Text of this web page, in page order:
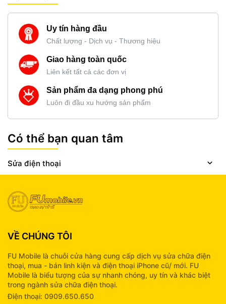
Uy tín hàng đầu
Chất lượng - Dịch vụ - Thương hiệu
Giao hàng toàn quốc
Liên kết tất cả các đơn vị
Sản phẩm đa dạng phong phú
Luôn đi đầu xu hướng sản phẩm
Có thể bạn quan tâm
Sửa điện thoại
VỀ CHÚNG TÔI
FU Mobile là chuỗi cửa hàng cung cấp dịch vụ sửa chữa điện
thoại, mua - bán linh kiện và điện thoại iPhone cũ/ mới. FU
Mobile là biểu tượng của sự nhanh chóng, uy tín và khác biệt
trong ngành sửa chữa điện thoại.
Điện thoại: 0909.650.650